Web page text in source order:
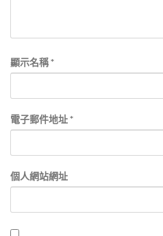
顯示名稱*
電子郵件地址*
個人網站網址